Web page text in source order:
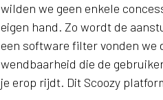
wilden we geen enkele
eigen hand. Zo wordt de
een software filter vonden we
wendbaarheid die de
je erop rijdt. Dit Scoozy